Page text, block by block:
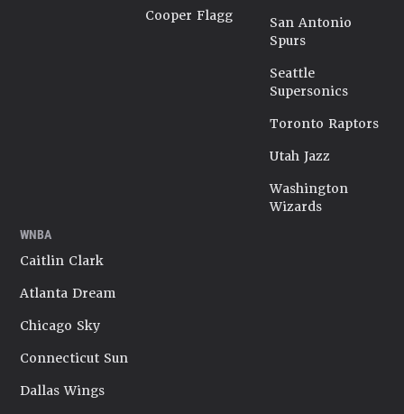
Cooper Flagg
San Antonio
Spurs
Seattle
Supersonics
Toronto Raptors
Utah Jazz
Washington
Wizards
WNBA
Caitlin Clark
Atlanta Dream
Chicago Sky
Connecticut Sun
Dallas Wings